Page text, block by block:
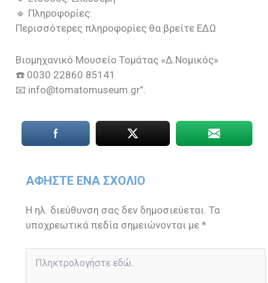
🔹 Πληροφορίες:
Περισσότερες πληροφορίες θα βρείτε ΕΔΩ
Βιομηχανικό Μουσείο Τομάτας «Δ.Νομικός»
☎️ 0030 22860 85141
📧 info@tomatomuseum.gr”.
ΑΦΉΣΤΕ ΈΝΑ ΣΧΌΛΙΟ
Η ηλ. διεύθυνση σας δεν δημοσιεύεται. Τα
υποχρεωτικά πεδία σημειώνονται με*
εδώ..